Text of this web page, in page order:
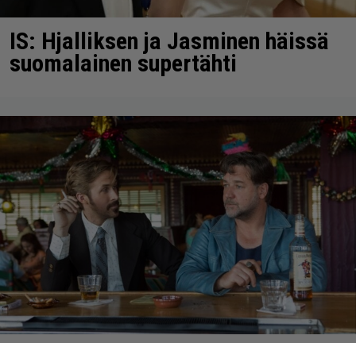
IS: Hjalliksen ja Jasminen häissä
suomalainen supertähti